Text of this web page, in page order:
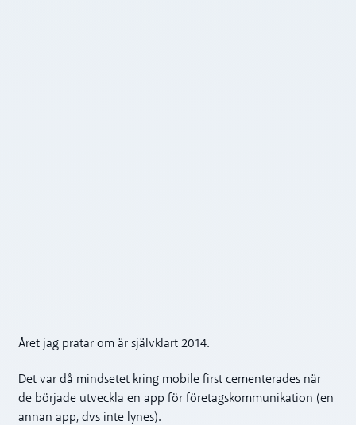
Året jag pratar om är självklart 2014.
Det var då mindsetet kring mobile first cementerades när
de började utveckla en app för företagskommunikation (en
annan app, dvs inte lynes).